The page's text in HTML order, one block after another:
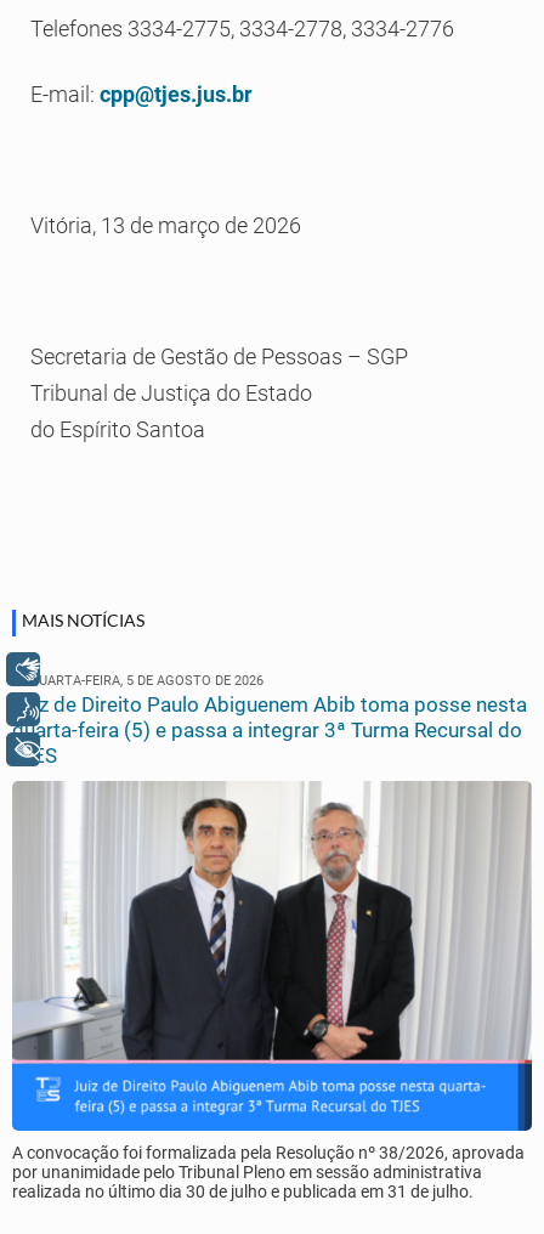
Telefones 3334-2775, 3334-2778, 3334-2776
E-mail: cpp@tjes.jus.br
Vitória, 13 de março de 2026
Secretaria de Gestão de Pessoas – SGP
Tribunal de Justiça do Estado
do Espírito Santoa
MAIS NOTÍCIAS
QUARTA-FEIRA, 5 DE AGOSTO DE 2026
Juiz de Direito Paulo Abiguenem Abib toma posse nesta
quarta-feira (5) e passa a integrar 3ª Turma Recursal do
TJES
A convocação foi formalizada pela Resolução nº 38/2026, aprovada
por unanimidade pelo Tribunal Pleno em sessão administrativa
realizada no último dia 30 de julho e publicada em 31 de julho.
Voz
+ Acessibilidade